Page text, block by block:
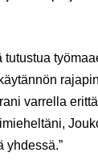
tutustua
varrella
yhdessä.”